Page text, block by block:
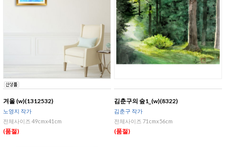
겨울 (w)(1312532)
노영지 작가
전체사이즈 49cmx41cm
(품절)
김춘구의 숲1_(w)(8322)
김춘구 작가
전체사이즈 71cmx56cm
(품절)